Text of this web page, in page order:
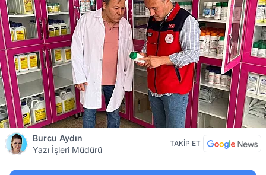
Burcu Aydın
Yazı İşleri Müdürü
TAKİP ET